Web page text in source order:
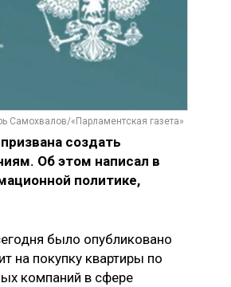
Самохвалов/«Парламентская газета»
создать
Об этом написал в
политике,
было опубликовано
на покупку квартиры по
компаний в сфере